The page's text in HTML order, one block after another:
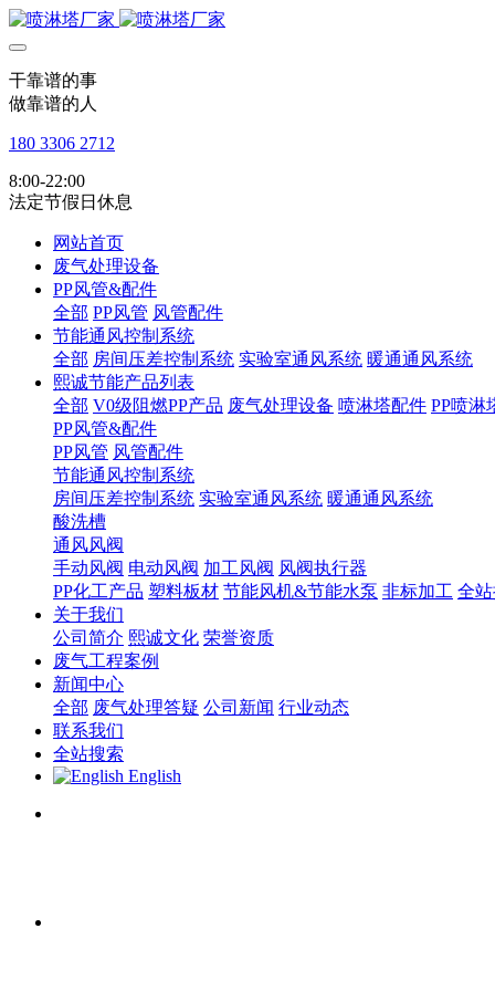
干靠谱的事
做靠谱的人
180 3306 2712
8:00-22:00
法定节假日休息
网站首页
废气处理设备
PP风管&配件
全部 PP风管 风管配件
节能通风控制系统
全部 房间压差控制系统 实验室通风系统 暖通通风系统
熙诚节能产品列表
全部 V0级阻燃PP产品 废气处理设备 喷淋塔配件 PP喷淋
PP风管&配件
PP风管 风管配件
节能通风控制系统
房间压差控制系统 实验室通风系统 暖通通风系统
酸洗槽
通风风阀
手动风阀 电动风阀 加工风阀 风阀执行器
PP化工产品 塑料板材 节能风机&节能水泵 非标加工 全
关于我们
公司简介 熙诚文化 荣誉资质
废气工程案例
新闻中心
全部 废气处理答疑 公司新闻 行业动态
联系我们
全站搜索
English